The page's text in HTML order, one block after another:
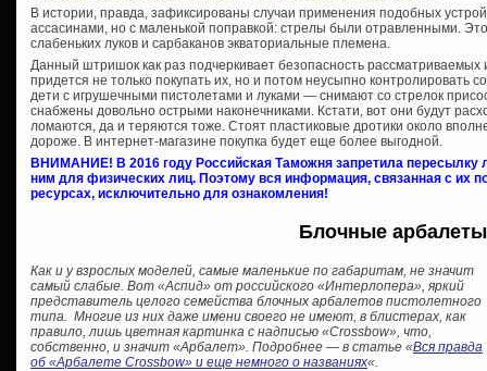
В истории, правда, зафиксированы случаи применения подобных
ассасинами, но с маленькой поправкой: стрелы были отравленными.
слабеньких луков и сарбаканов экваториальные племена.
Данный штришок как раз подчеркивает безопасность рассматриваемых
придется не только покупать их, но и потом неусыпно контролировать
дети с игрушечными пистолетами и луками — снимают со стрелок
снабжены довольно острыми наконечниками. Кстати, вот они будут
ломаются, да и теряются тоже. Стоят пластиковые дротики около
дороже. В интернет-магазине покупка будет еще более выгодной.
ВНИМАНИЕ! В 2016 году Российская Таможня запретила пересылку
ним для физических лиц. Поэтому вся информация, связанная с
ресурсах, исключительно для ознакомления!
Блочные арбалеты
Как и у взрослых моделей, самые маленькие по габаритам, не значит
самый слабые. Вот «Аспид» от российского «Интерлопера», яркий
представитель целого семейства блочных арбалетов пистолетного
типа. Многие из них даже имени своего не имеют, в блистерах, как
правило, лишь цветная картинка с надписью «Crossbow», что,
собственно, и значит «Арбалет». Подробнее — в статье «Вся правда
об «Арбалете Crossbow» и еще немного о названиях«.